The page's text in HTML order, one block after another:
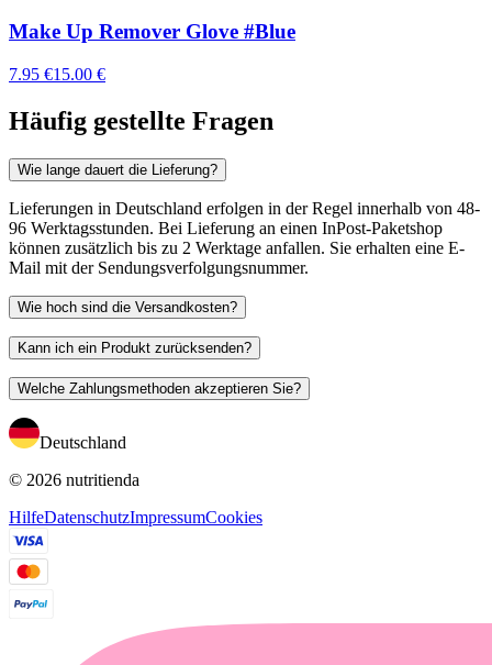
Make Up Remover Glove #Blue
7.95 €15.00 €
Häufig gestellte Fragen
Wie lange dauert die Lieferung?
Lieferungen in Deutschland erfolgen in der Regel innerhalb von 48-
96 Werktagsstunden. Bei Lieferung an einen InPost-Paketshop
können zusätzlich bis zu 2 Werktage anfallen. Sie erhalten eine E-
Mail mit der Sendungsverfolgungsnummer.
Wie hoch sind die Versandkosten?
Kann ich ein Produkt zurücksenden?
Welche Zahlungsmethoden akzeptieren Sie?
Deutschland
© 2026 nutritienda
HilfeDatenschutzImpressumCookies